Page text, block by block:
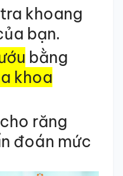
khoang
bạn.
bằng
khoa
cho răng
đoán mức